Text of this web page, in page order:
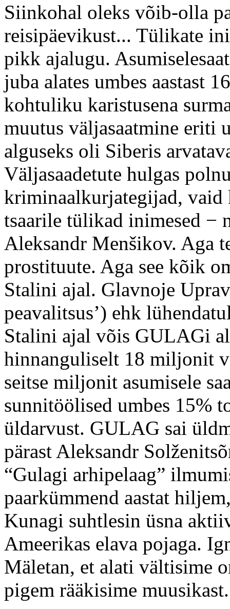
Siinkohal oleks võib-olla
reisipäevikust... Tülikate
pikk ajalugu.
juba alates umbes aastast
kohtuliku karistusena
muutus väljasaatmine eriti
alguseks oli Siberis
Väljasaadetute hulgas
kriminaalkurjategijad,
tsaarile tülikad inimesed −
Aleksandr Menšikov. Aga
prostituute. Aga see kõik
Stalini ajal. Glavnoje
peavalitsus’) ehk
Stalini ajal võis GULAGi
hinnanguliselt 18 miljonit
seitse miljonit asumisele
sunnitöölised umbes 15%
üldarvust. GULAG sai
pärast Aleksandr
“Gulagi arhipelaag”
paarkümmend aastat
Kunagi suhtlesin üsna
Ameerikas elava pojaga.
Mäletan, et alati vältisime
pigem rääkisime muusikast.